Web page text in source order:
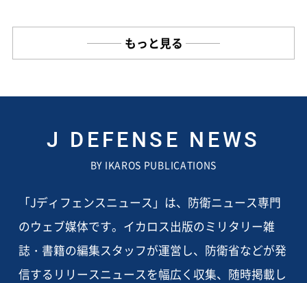
もっと見る
J DEFENSE NEWS
BY IKAROS PUBLICATIONS
「Jディフェンスニュース」は、防衛ニュース専門
のウェブ媒体です。イカロス出版のミリタリー雑
誌・書籍の編集スタッフが運営し、防衛省などが発
信するリリースニュースを幅広く収集、随時掲載し